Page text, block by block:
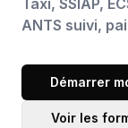
Taxi, SSIAP,
ANTS suivi,
Démarrer
Voir les